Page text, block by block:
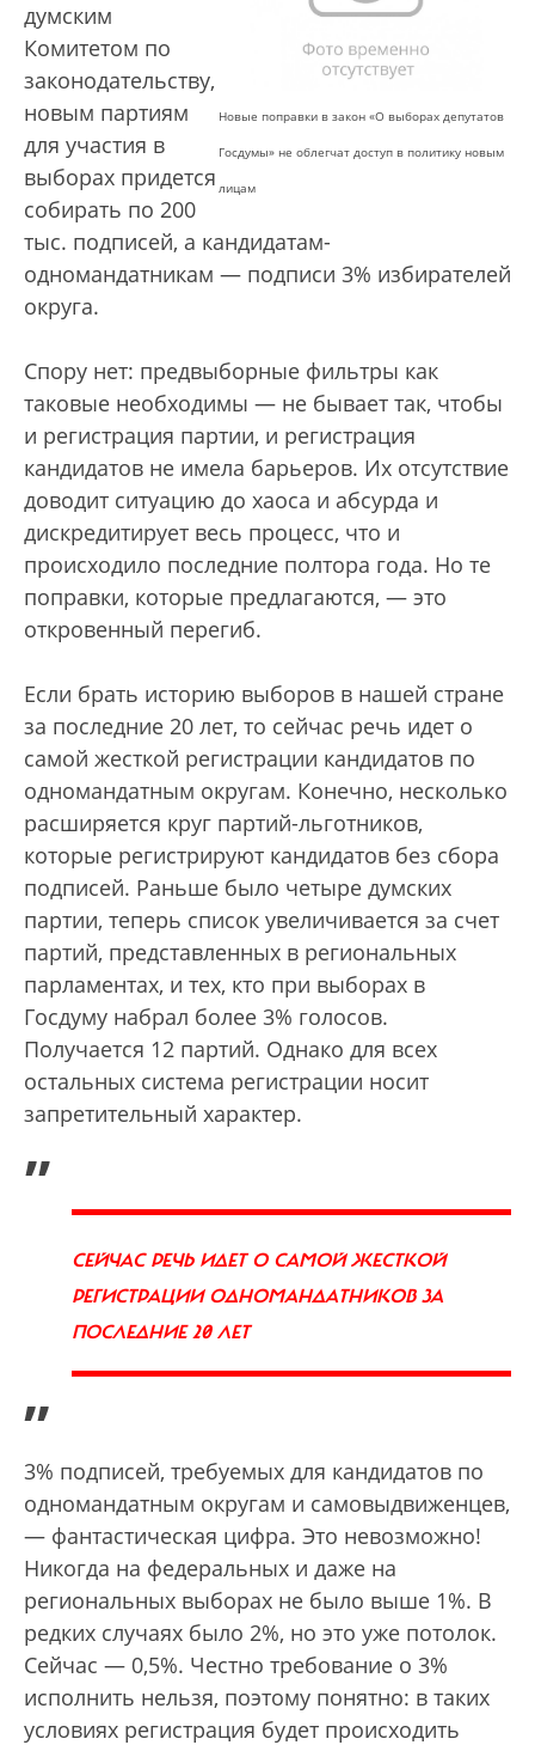
Новые поправки в закон «О выборах депутатов
Госдумы» не облегчат доступ в политику новым
лицам
думским
Комитетом по
законодательству,
новым партиям
для участия в
выборах придется
собирать по 200
тыс. подписей, а кандидатам-
одномандатникам — подписи 3% избирателей
округа.
Спору нет: предвыборные фильтры как
таковые необходимы — не бывает так, чтобы
и регистрация партии, и регистрация
кандидатов не имела барьеров. Их отсутствие
доводит ситуацию до хаоса и абсурда и
дискредитирует весь процесс, что и
происходило последние полтора года. Но те
поправки, которые предлагаются, — это
откровенный перегиб.
Если брать историю выборов в нашей стране
за последние 20 лет, то сейчас речь идет о
самой жесткой регистрации кандидатов по
одномандатным округам. Конечно, несколько
расширяется круг партий-льготников,
которые регистрируют кандидатов без сбора
подписей. Раньше было четыре думских
партии, теперь список увеличивается за счет
партий, представленных в региональных
парламентах, и тех, кто при выборах в
Госдуму набрал более 3% голосов.
Получается 12 партий. Однако для всех
остальных система регистрации носит
запретительный характер.
„
СЕЙЧАС РЕЧЬ ИДЕТ О САМОЙ ЖЕСТКОЙ
РЕГИСТРАЦИИ ОДНОМАНДАТНИКОВ ЗА
ПОСЛЕДНИЕ 20 ЛЕТ
”
3% подписей, требуемых для кандидатов по
одномандатным округам и самовыдвиженцев,
— фантастическая цифра. Это невозможно!
Никогда на федеральных и даже на
региональных выборах не было выше 1%. В
редких случаях было 2%, но это уже потолок.
Сейчас — 0,5%. Честно требование о 3%
исполнить нельзя, поэтому понятно: в таких
условиях регистрация будет происходить